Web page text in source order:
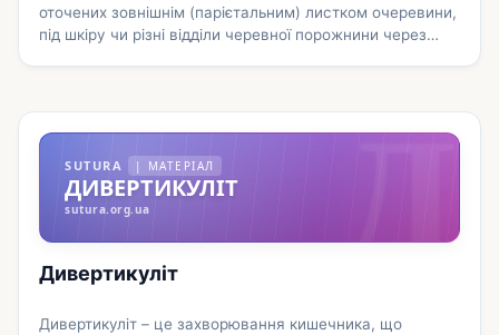
оточених зовнішнім (парієтальним) листком очеревини,
під шкіру чи різні відділи черевної порожнини через
Ускладнена грижа стає хворобливою, перестає
вправлятися. Діагноз ставиться виходячи з клінічного
огляду, проведення УЗД …
Д
SUTURA | МАТЕРІАЛ
ДИВЕРТИКУЛІТ
sutura.org.ua
Дивертикуліт
Дивертикуліт – це захворювання кишечника, що